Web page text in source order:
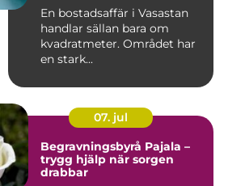
En bostadsaffär i Vasastan
handlar sällan bara om
kvadratmeter. Området har
en stark...
07. jul
Begravningsbyrå Pajala –
trygg hjälp när sorgen
drabbar